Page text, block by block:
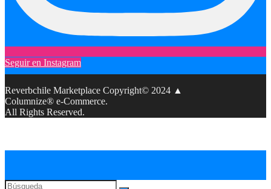
Seguir en Instagram
Reverbchile Marketplace Copyright© 2024 ▲
Columnize® e-Commerce.
All Rights Reserved.